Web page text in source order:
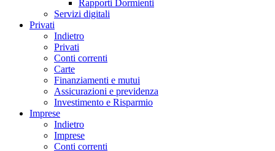
Rapporti Dormienti
Servizi digitali
Privati
Indietro
Privati
Conti correnti
Carte
Finanziamenti e mutui
Assicurazioni e previdenza
Investimento e Risparmio
Imprese
Indietro
Imprese
Conti correnti